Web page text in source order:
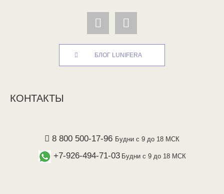
БЛОГ LUNIFERA
КОНТАКТЫ
8 800 500-17-96 Будни с 9 до 18 МСК
+7-926-494-71-03 Будни с 9 до 18 МСК